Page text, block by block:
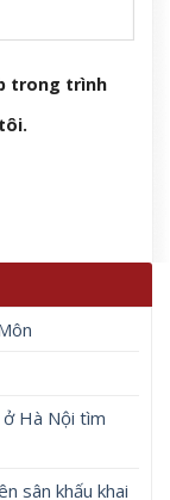
trong trình
Hà Nội tìm
sân khấu khai